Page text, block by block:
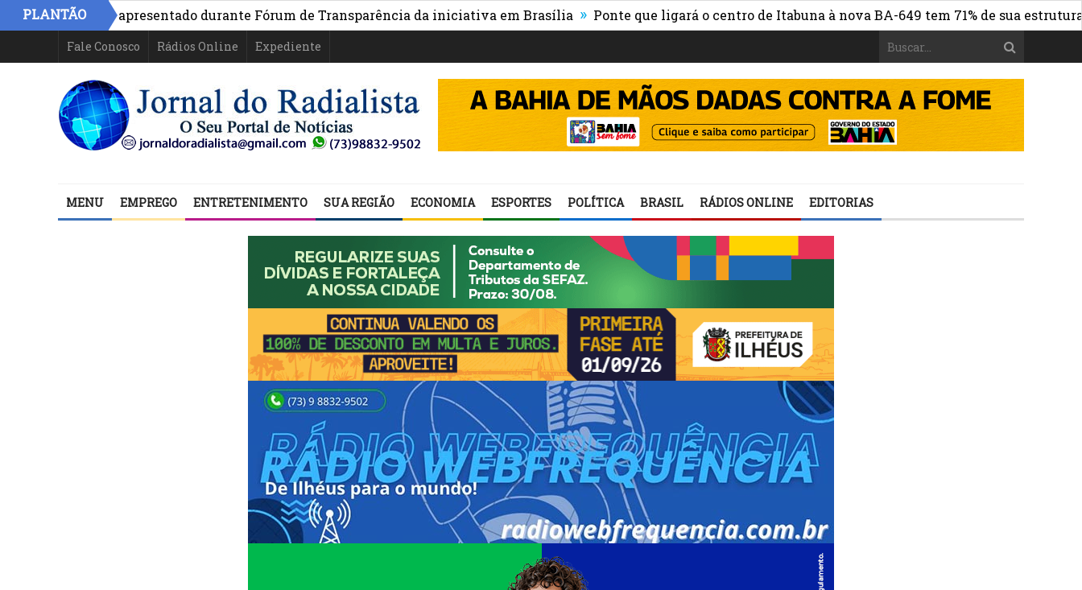
PLANTÃO
na Bahia é apresentado durante Fórum de Transparência da iniciativa em Brasília » Ponte que ligará o centro de Itabuna à nova BA-649 tem 71% de sua estrutura de
Fale Conosco Rádios Online Expediente
MENU EMPREGO ENTRETENIMENTO SUA REGIÃO ECONOMIA ESPORTES POLÍTICA BRASIL RÁDIOS ONLINE EDITORIAS